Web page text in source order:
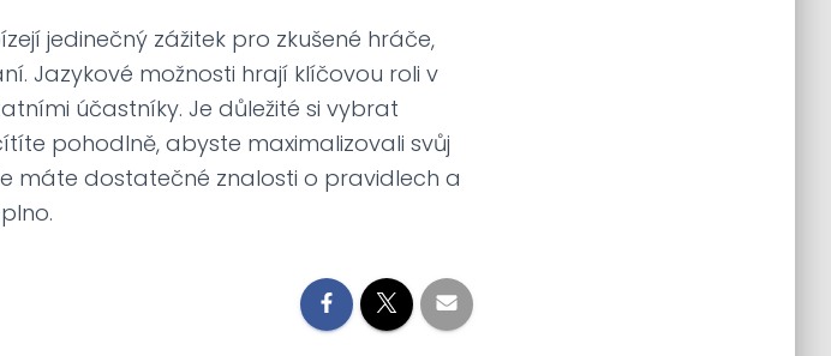
jedinečný zážitek pro zkušené hráče,
Jazykové možnosti hrají klíčovou roli v
účastníky. Je důležité si vybrat
pohodlně, abyste maximalizovali svůj
máte dostatečné znalosti o pravidlech a